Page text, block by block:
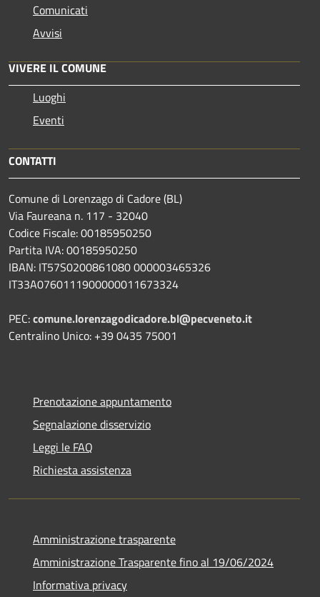
Comunicati
Avvisi
VIVERE IL COMUNE
Luoghi
Eventi
CONTATTI
Comune di Lorenzago di Cadore (BL)
Via Faureana n. 117 - 32040
Codice Fiscale: 00185950250
Partita IVA: 00185950250
IBAN: IT57S0200861080 000003465326
IT33A0760111900000011673324
PEC:comune.lorenzagodicadore.bl@pecveneto.it
Centralino Unico: +39 0435 75001
Prenotazione appuntamento
Segnalazione disservizio
Leggi le FAQ
Richiesta assistenza
Amministrazione trasparente
Amministrazione Trasparente fino al 19/06/2024
Informativa privacy